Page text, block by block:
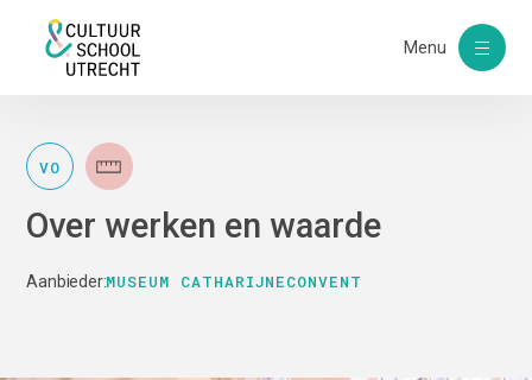
Menu
VO
Over werken en waarde
Aanbieder:MUSEUM CATHARIJNECONVENT